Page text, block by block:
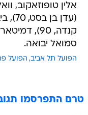
אלין טופוזאקוב,
(עדן
סמואל יבואה.
הפועל תל אביב הפועל
טרם התפרסמו